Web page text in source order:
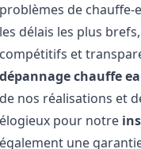
problèmes de chauffe-
les délais les plus
compétitifs et
dépannage chauffe
de nos réalisations et
élogieux pour notre
également une